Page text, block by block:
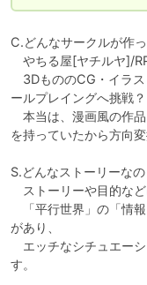
C.どんなサークルが作
やちる屋[ヤチルヤ]/
3DもののCG・イラス
ールプレイングへ挑戦？
本当は、漫画風の作
を持っていたから方向
S.どんなストーリーなの
ストーリーや目的など
「平行世界」の「情
があり、
エッチなシチュエー
す。